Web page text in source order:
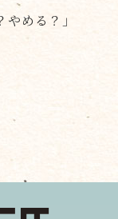
める？」